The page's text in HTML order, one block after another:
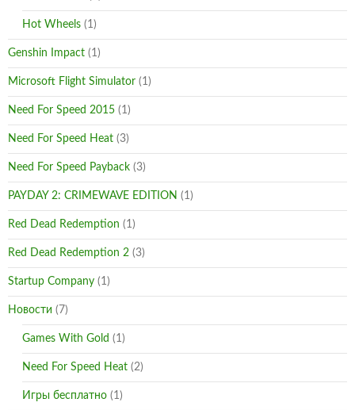
Hot Wheels (1)
Genshin Impact (1)
Microsoft Flight Simulator (1)
Need For Speed 2015 (1)
Need For Speed Heat (3)
Need For Speed Payback (3)
PAYDAY 2: CRIMEWAVE EDITION (1)
Red Dead Redemption (1)
Red Dead Redemption 2 (3)
Startup Company (1)
Новости (7)
Games With Gold (1)
Need For Speed Heat (2)
Игры бесплатно (1)